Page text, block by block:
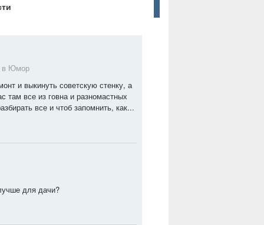
Юмор
и выкинуть советскую стенку, а
там все из говна и разномастных
все и чтоб запомнить, как...
для дачи?